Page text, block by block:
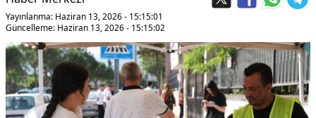
Yayınlanma: Haziran 13, 2026 - 15:15:01
Güncelleme: Haziran 13, 2026 - 15:15:02